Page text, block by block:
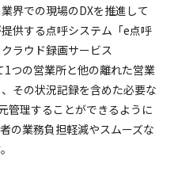
界での現場のDXを推進して
供する点呼システム「e点呼
ラウド録画サービス
1つの営業所と他の離れた営業
その状況記録を含めた必要な
管理することができるように
の業務負担軽減やスムーズな